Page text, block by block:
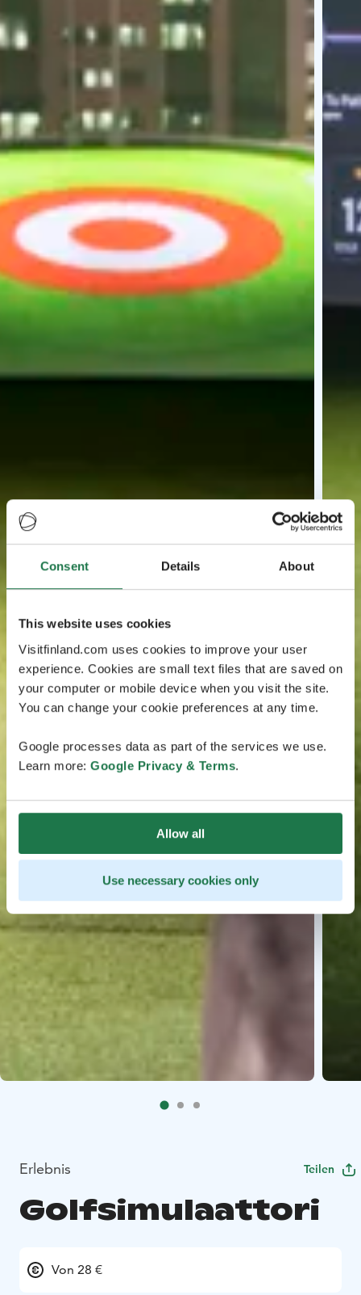
Consent Details About
This website uses cookies
Visitfinland.com uses cookies to improve your user
experience. Cookies are small text files that are saved on
your computer or mobile device when you visit the site.
You can change your cookie preferences at any time.
Google processes data as part of the services we use.
Learn more: Google Privacy & Terms.
Allow all
Use necessary cookies only
Erlebnis Teilen
Golfsimulaattori
Von 28 €